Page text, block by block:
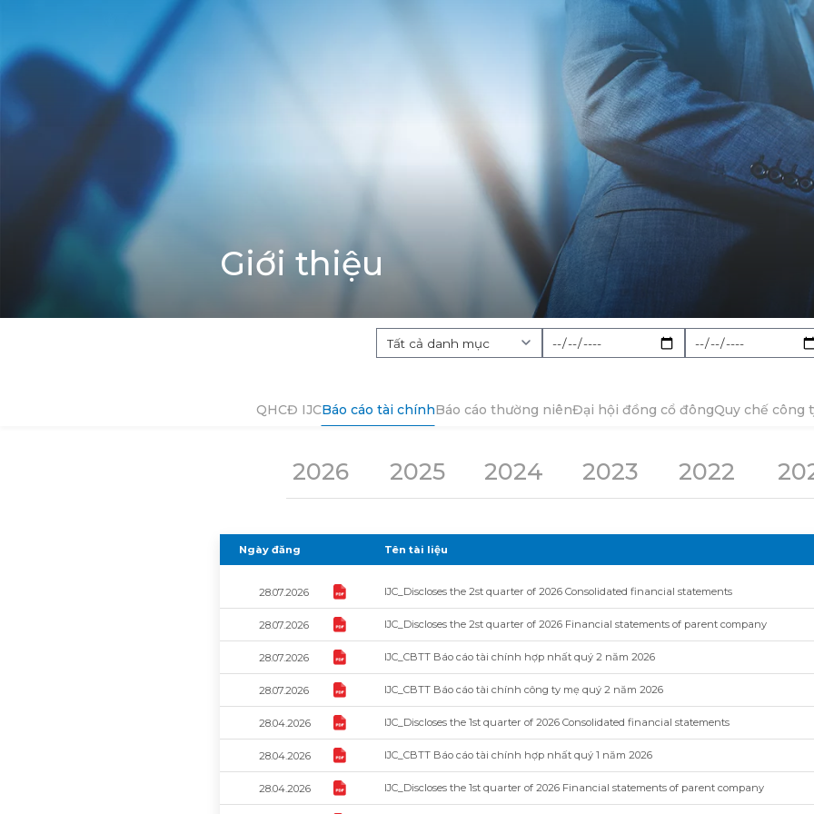
Giới thiệu
QHCĐ IJCBáo cáo tài chínhBáo cáo thường niênĐại hội đồng cổ đôngQuy chế công
2026 2025 2024 2023 2022
Ngày đăng Tên tài liệu
28.07.2026 IJC_Discloses the 2st quarter of 2026 Consolidated financial statements
28.07.2026 IJC_Discloses the 2st quarter of 2026 Financial statements of parent company
28.07.2026 IJC_CBTT Báo cáo tài chính hợp nhất quý 2 năm 2026
28.07.2026 IJC_CBTT Báo cáo tài chính công ty mẹ quý 2 năm 2026
28.04.2026 IJC_Discloses the 1st quarter of 2026 Consolidated financial statements
28.04.2026 IJC_CBTT Báo cáo tài chính hợp nhất quý 1 năm 2026
28.04.2026 IJC_Discloses the 1st quarter of 2026 Financial statements of parent company